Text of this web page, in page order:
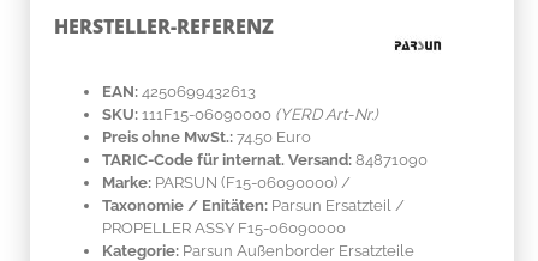
HERSTELLER-REFERENZ
EAN: 4250699432613
SKU: 111F15-06090000 (YERD Art-Nr.)
Preis ohne MwSt.: 74.50 Euro
TARIC-Code für internat. Versand: 84871090
Marke: PARSUN (F15-06090000) /
Taxonomie / Enitäten: Parsun Ersatzteil /
PROPELLER ASSY F15-06090000
Kategorie: Parsun Außenborder Ersatzteile